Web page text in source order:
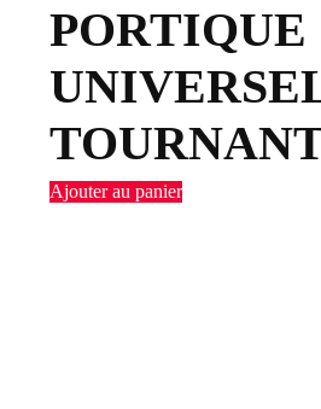
PORTIQUE
Ajouter au panier